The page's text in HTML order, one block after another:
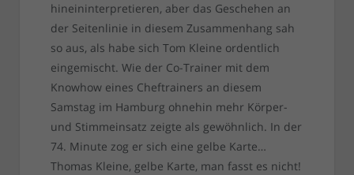
hineininterpretieren, aber das Geschehen an
der Seitenlinie in diesem Zusammenhang sah
so aus, als habe sich Tom Kleine ordentlich
eingemischt. Wie der Co-Trainer mit dem
Knowhow eines Cheftrainers an diesem
Samstag im Hamburg ohnehin mehr Körper-
und Stimmeinsatz zeigte als gewöhnlich. In der
74. Minute zog er sich eine gelbe Karte…
Thomas Kleine, gelbe Karte, man fasst es nicht!